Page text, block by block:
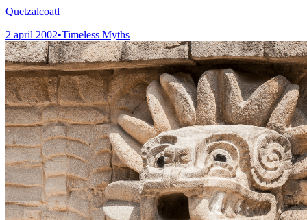
Quetzalcoatl
2 april 2002•Timeless Myths